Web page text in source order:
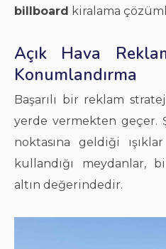
billboard kiralama
Açık Hava
Konumlandırma
Başarılı bir reklam
yerde vermekten
noktasına geldiği
kullandığı meydanlar,
altın değerindedir.